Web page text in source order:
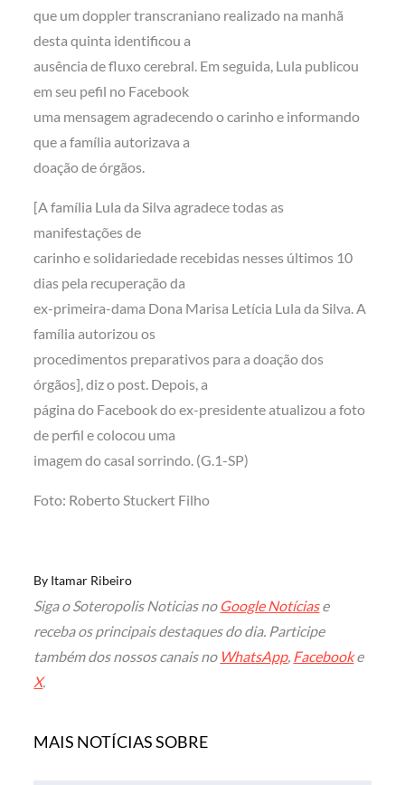
que um doppler transcraniano realizado na manhã
desta quinta identificou a
ausência de fluxo cerebral. Em seguida, Lula publicou
em seu pefil no Facebook
uma mensagem agradecendo o carinho e informando
que a família autorizava a
doação de órgãos.
[A família Lula da Silva agradece todas as
manifestações de
carinho e solidariedade recebidas nesses últimos 10
dias pela recuperação da
ex-primeira-dama Dona Marisa Letícia Lula da Silva. A
família autorizou os
procedimentos preparativos para a doação dos
órgãos], diz o post. Depois, a
página do Facebook do ex-presidente atualizou a foto
de perfil e colocou uma
imagem do casal sorrindo. (G.1-SP)
Foto: Roberto Stuckert Filho
By Itamar Ribeiro
Siga o Soteropolis Noticias no Google Notíciase
receba os principais destaques do dia. Participe
também dos nossos canais no WhatsApp, Facebooke
X.
MAIS NOTÍCIAS SOBRE